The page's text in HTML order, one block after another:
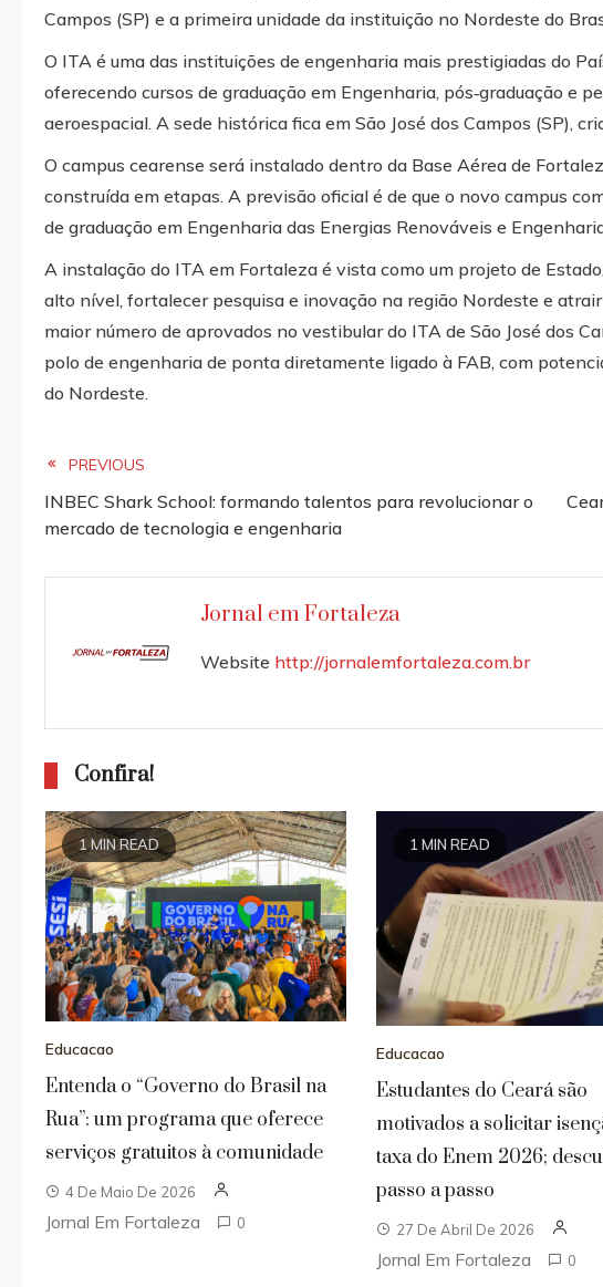
Campos (SP) e a primeira unidade da instituição no Nordeste do
O ITA é uma das instituições de engenharia mais prestigiadas do
oferecendo cursos de graduação em Engenharia, pós‑graduação e
aeroespacial. A sede histórica fica em São José dos Campos (SP),
O campus cearense será instalado dentro da Base Aérea de
construída em etapas. A previsão oficial é de que o novo campus
de graduação em Engenharia das Energias Renováveis e
A instalação do ITA em Fortaleza é vista como um projeto de
alto nível, fortalecer pesquisa e inovação na região Nordeste e
maior número de aprovados no vestibular do ITA de São José dos
polo de engenharia de ponta diretamente ligado à FAB, com
do Nordeste.
Read
more
articles
PREVIOUS
INBEC Shark School: formando talentos para revolucionar o
mercado de tecnologia e engenharia
Jornal em Fortaleza
Website http://jornalemfortaleza.com.br
Confira!
1 MIN READ
Educacao
Entenda o “Governo do Brasil na
Rua”: um programa que oferece
serviços gratuitos à comunidade
4 De Maio De 2026
Jornal Em Fortaleza 0
1 MIN READ
Educacao
Estudantes do Ceará são
motivados a solicitar
taxa do Enem 2026;
passo a passo
27 De Abril De 2026
Jornal Em Fortaleza 0